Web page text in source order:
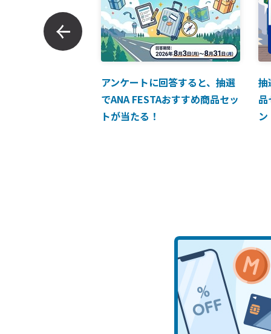
アンケートに回答すると、抽選
でANA FESTAおすすめ商品セッ
トが当たる！
抽
ン